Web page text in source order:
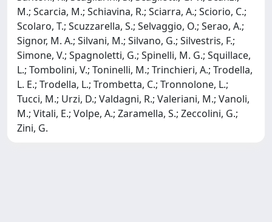
M.; Scarcia, M.; Schiavina, R.; Sciarra, A.; Sciorio, C.;
Scolaro, T.; Scuzzarella, S.; Selvaggio, O.; Serao, A.;
Signor, M. A.; Silvani, M.; Silvano, G.; Silvestris, F.;
Simone, V.; Spagnoletti, G.; Spinelli, M. G.; Squillace,
L.; Tombolini, V.; Toninelli, M.; Trinchieri, A.; Trodella,
L. E.; Trodella, L.; Trombetta, C.; Tronnolone, L.;
Tucci, M.; Urzi, D.; Valdagni, R.; Valeriani, M.; Vanoli,
M.; Vitali, E.; Volpe, A.; Zaramella, S.; Zeccolini, G.;
Zini, G.